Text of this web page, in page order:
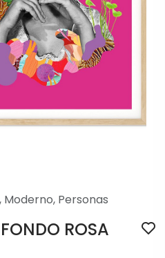
, Moderno, Personas
ROSA